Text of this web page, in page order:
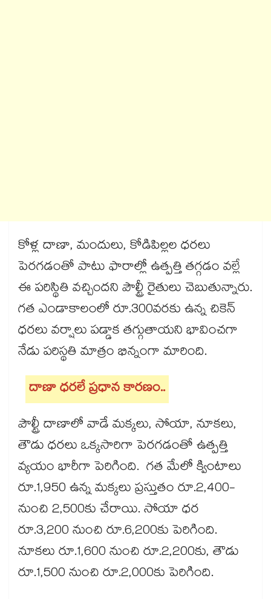
కోళ్ల దాణా, మందులు, కోడిపిల్లల ధరలు
పెరగడంతో పాటు ఫారాల్లో ఉత్పత్తి తగ్గడం వల్లే
ఈ పరిస్థితి వచ్చిందని పౌల్ట్రీ రైతులు చెబుతున్నారు.
గత ఎండాకాలంలో రూ.300వరకు ఉన్న చికెన్
ధరలు వర్షాలు పడ్డాక తగ్గుతాయని భావించగా
నేడు పరిస్థతి మాత్రం భిన్నంగా మారింది.
దాణా ధరలే ప్రధాన కారణం..
పౌల్ట్రీ దాణాలో వాడే మక్కలు, సోయా, నూకలు,
తౌడు ధరలు ఒక్కసారిగా పెరగడంతో ఉత్పత్తి
వ్యయం భారీగా పెరిగింది. గత మేలో క్వింటాలు
రూ.1,950 ఉన్న మక్కలు ప్రస్తుతం రూ.2,400-
నుంచి 2,500కు చేరాయి. సోయా ధర
రూ.3,200 నుంచి రూ.6,200కు పెరిగింది.
నూకలు రూ.1,600 నుంచి రూ.2,200కు, తౌడు
రూ.1,500 నుంచి రూ.2,000కు పెరిగింది.